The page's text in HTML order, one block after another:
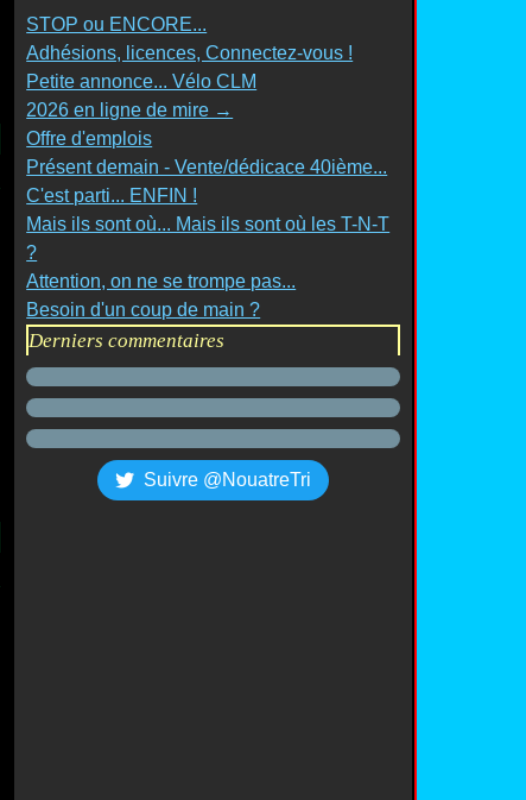
STOP ou ENCORE...
Adhésions, licences, Connectez-vous !
Petite annonce... Vélo CLM
2026 en ligne de mire →
Offre d'emplois
Présent demain - Vente/dédicace 40ième...
C'est parti... ENFIN !
Mais ils sont où... Mais ils sont où les T-N-T
?
Attention, on ne se trompe pas...
Besoin d'un coup de main ?
Derniers commentaires
Suivre @NouatreTri